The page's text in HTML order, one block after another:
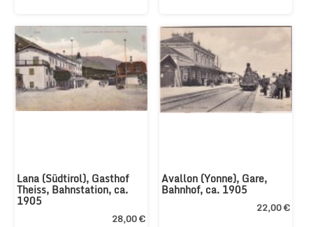
Lana (Südtirol), Gasthof
Theiss, Bahnstation, ca.
1905
28,00 €
Avallon (Yonne), Gare,
Bahnhof, ca. 1905
22,00 €